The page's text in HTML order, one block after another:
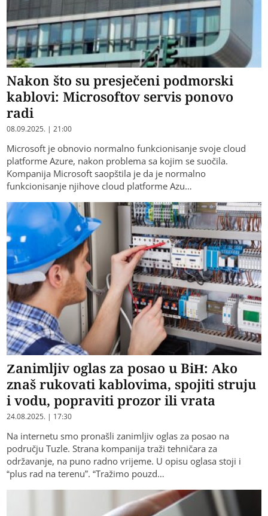
Nakon što su presječeni podmorski
kablovi: Microsoftov servis ponovo
radi
08.09.2025. | 21:00
Microsoft je obnovio normalno funkcionisanje svoje cloud
platforme Azure, nakon problema sa kojim se suočila.
Kompanija Microsoft saopštila je da je normalno
funkcionisanje njihove cloud platforme Azu…
Zanimljiv oglas za posao u BiH: Ako
znaš rukovati kablovima, spojiti struju
i vodu, popraviti prozor ili vrata
24.08.2025. | 17:30
Na internetu smo pronašli zanimljiv oglas za posao na
području Tuzle. Strana kompanija traži tehničara za
održavanje, na puno radno vrijeme. U opisu oglasa stoji i
“plus rad na terenu”. “Tražimo pouzd…